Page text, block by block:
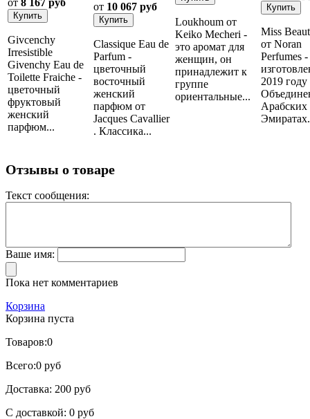
Givcenchy
Irresistible
Givenchy Eau de
Toilette Fraiche -
цветочный
фруктовый
женский
парфюм...
от 10 067 руб
Classique Eau de
Parfum -
цветочный
восточный
женский
парфюм от
Jacques Cavallier
. Классика...
Loukhoum от
Keiko Mecheri -
это аромат для
женщин, он
принадлежит к
группе
ориентальные...
Miss
от Noran
Perfumes -
2019 году
Арабских
Отзывы о товаре
Текст сообщения:
Ваше имя:
Пока нет комментариев
Корзина
Корзина пуста
Товаров:0
Всего:0 руб
Доставка: 200 руб
С доставкой: 0 руб